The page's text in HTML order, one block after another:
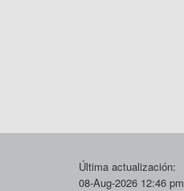
Última actualización:
08-Aug-2026 12:46 pm